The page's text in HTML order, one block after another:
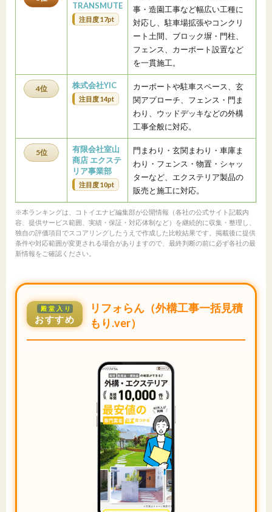
TRANSMUTE
注目度 17pt
事・造園工事など幅広い工種に
対応し、駐車場拡張やコンクリ
ート土間、ブロック塀・門柱、
フェンス、カーポート設置など
を一貫施工。
4位 株式会社YIC
注目度 14pt
カーポートや駐車スペース、玄
関アプローチ、フェンス・門ま
わり、ウッドデッキなどの外構
工事全般に対応。
5位
有限会社室山
商店 エクステ
リア事業部
注目度 10pt
門まわり・玄関まわり・車庫ま
わり・フェンス・物置・シャッ
ターなど、エクステリア製品の
販売と施工に対応。
※本ランキングは、コトイエナビ編集部が公開情報（各社の公式サイト記載内
容、提供サービス範囲、実績・保証・対応体制など）を継続的に収集・整理し、
独自の評価項目でスコアリングしたうえで作成した比較結果です。掲載後に提供
条件や対応範囲が変更される場合がありますので、最終判断の前に必ず各社の最
新情報をご確認ください。
殿堂入り
おすすめ
リフォらん（外構工事一括見積
もり.ver）